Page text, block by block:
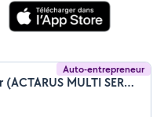
Auto-entrepreneur
Jean-Sébastien Bour (ACTARUS MULTI SERVICES)